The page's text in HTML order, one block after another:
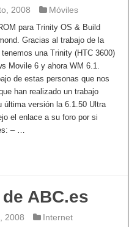
2008 Móviles
para Trinity OS & Build
Gracias al trabajo de la
una Trinity (HTC 3600)
Movile 6 y ahora WM 6.1.
de estas personas que nos
han realizado un trabajo
última versión la 6.1.50 Ultra
el enlace a su foro por si
– …
ABC.es
2008 Internet